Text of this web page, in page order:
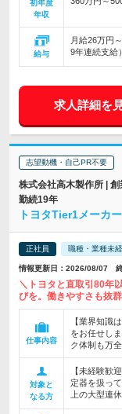
初年度
年収
給与
月給26万円
9年連続支給
求人詳細を
志望動機・自己PR不要
株式会社高木製作所 |
勤続19年
トヨタTier1メーカ
正社員 職種・業種未
情報更新日：2026/08/07
＼トヨタと直取引80年
びを。働きやすさも抜群
仕事内容
【業界知識
をお任せし
ク体制も万全
対象と
なる方
【未経験歓
定器を扱っ
上の大型連